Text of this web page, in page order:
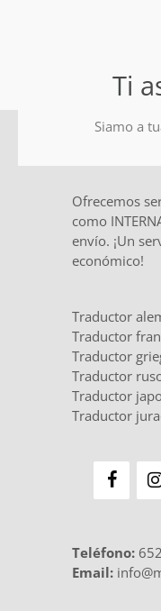
Ti
Siamo a
Ofrecemos
como
envío. ¡Un
económico!
Traductor
Traductor
Traductor
Traductor
Traductor
Traductor
Teléfono:
Email: